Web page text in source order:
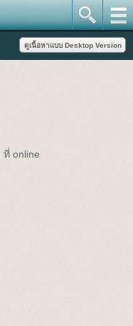
ที่ online